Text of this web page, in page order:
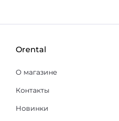
Orental
О магазине
Контакты
Новинки